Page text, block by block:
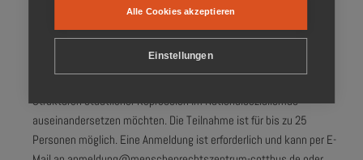
Leiterin der Gedenkstätte Zuchthaus Cottbus.
Strukturen staatlicher Repression im Nationalsozialismus
auseinandersetzen möchten. Die Teilnahme ist für bis zu 25
Personen möglich. Eine Anmeldung ist erforderlich und kann per E-
Alle Cookies akzeptieren
Einstellungen